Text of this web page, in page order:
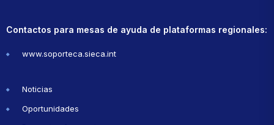
Contactos para mesas de ayuda de plataformas regionales:
www.soporteca.sieca.int
Noticias
Oportunidades